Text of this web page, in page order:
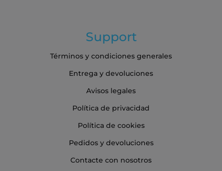
Support
Términos y condiciones generales
Entrega y devoluciones
Avisos legales
Política de privacidad
Política de cookies
Pedidos y devoluciones
Contacte con nosotros